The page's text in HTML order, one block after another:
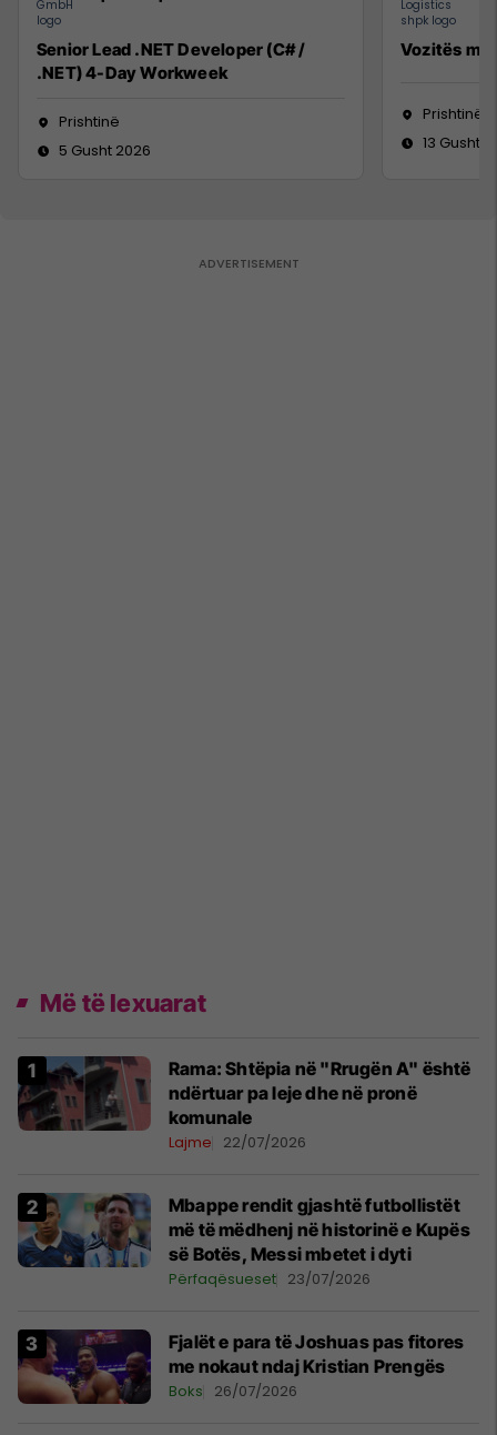
Senior Lead .NET Developer (C# /
.NET) 4-Day Workweek
Prishtinë
5 Gusht 2026
Vozitës me
Prishtinë
13 Gusht
Më të lexuarat
Rama: Shtëpia në "Rrugën A" është
ndërtuar pa leje dhe në pronë
komunale
Lajme 22/07/2026
Mbappe rendit gjashtë futbollistët
më të mëdhenj në historinë e Kupës
së Botës, Messi mbetet i dyti
Përfaqësueset 23/07/2026
Fjalët e para të Joshuas pas fitores
me nokaut ndaj Kristian Prengës
Boks 26/07/2026